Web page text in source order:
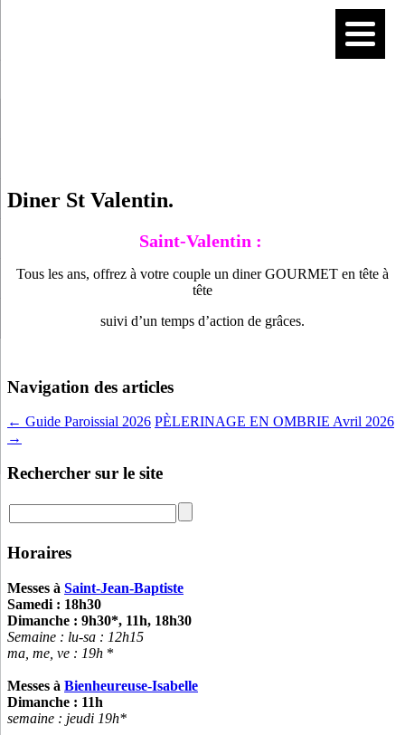
Diner St Valentin.
Saint-Valentin :
Tous les ans, offrez à votre couple un diner GOURMET en tête à
tête
suivi d’un temps d’action de grâces.
Navigation des articles
← Guide Paroissial 2026 PÈLERINAGE EN OMBRIE Avril 2026
→
Rechercher sur le site
Horaires
Messes à Saint-Jean-Baptiste
Samedi : 18h30
Dimanche : 9h30*, 11h, 18h30
Semaine : lu-sa : 12h15
ma, me, ve : 19h *
Messes à Bienheureuse-Isabelle
Dimanche : 11h
semaine : jeudi 19h*